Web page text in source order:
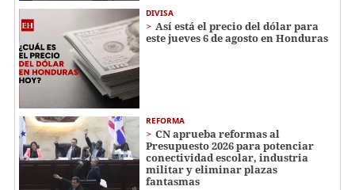
DIVISA
Así está el precio del dólar para
este jueves 6 de agosto en Honduras
REFORMA
CN aprueba reformas al
Presupuesto 2026 para potenciar
conectividad escolar, industria
militar y eliminar plazas
fantasmas